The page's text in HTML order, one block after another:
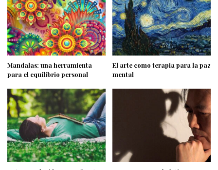
Mandalas: una herramienta
para el equilibrio personal
El arte como terapia para la paz
mental